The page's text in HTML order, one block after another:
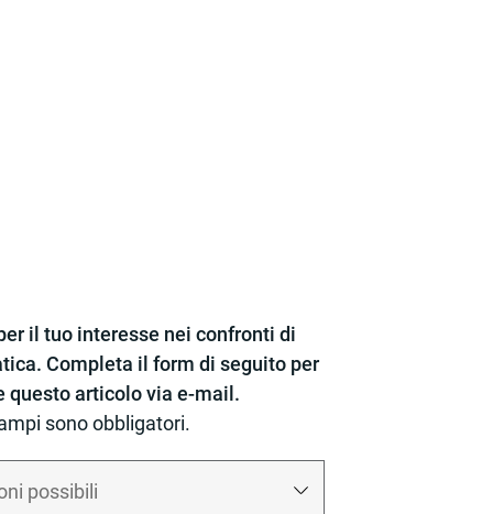
il tuo interesse nei confronti di
Completa il form di seguito per
questo articolo via e-mail.
sono obbligatori.